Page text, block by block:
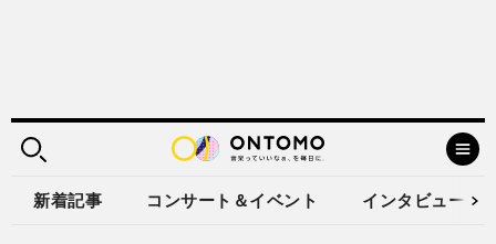
新着記事 コンサート＆イベント インタビュー